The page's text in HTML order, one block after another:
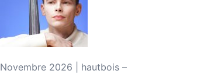
Novembre 2026 | hautbois –